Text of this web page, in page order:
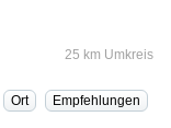
25 km Umkreis
Ort
Empfehlungen